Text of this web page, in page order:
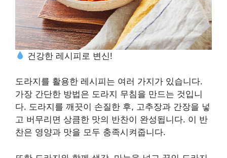
건강한 레시피로 변신!
도라지를 활용한 레시피는 여러 가지가 있습니다.
가장 간단한 방법은 도라지 무침을 만드는 것입니
다. 도라지를 깨끗이 손질한 후, 고추장과 간장을 넣
고 버무리면 상큼한 맛의 반찬이 완성됩니다. 이 반
찬은 영양과 맛을 모두 충족시켜줍니다.